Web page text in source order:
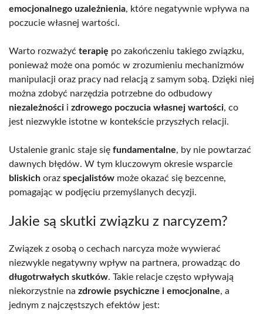
emocjonalnego uzależnienia, które negatywnie wpływa na
poczucie własnej wartości.
Warto rozważyć terapię po zakończeniu takiego związku,
ponieważ może ona pomóc w zrozumieniu mechanizmów
manipulacji oraz pracy nad relacją z samym sobą. Dzięki niej
można zdobyć narzędzia potrzebne do odbudowy
niezależności i zdrowego poczucia własnej wartości, co
jest niezwykle istotne w kontekście przyszłych relacji.
Ustalenie granic staje się fundamentalne, by nie powtarzać
dawnych błędów. W tym kluczowym okresie wsparcie
bliskich oraz specjalistów może okazać się bezcenne,
pomagając w podjęciu przemyślanych decyzji.
Jakie są skutki związku z narcyzem?
Związek z osobą o cechach narcyza może wywierać
niezwykle negatywny wpływ na partnera, prowadząc do
długotrwałych skutków. Takie relacje często wpływają
niekorzystnie na zdrowie psychiczne i emocjonalne, a
jednym z najczęstszych efektów jest: